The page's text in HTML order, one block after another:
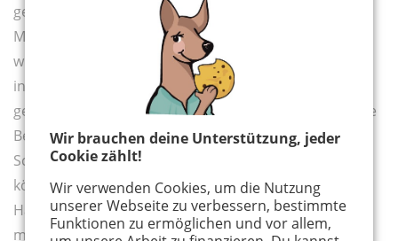
Wir brauchen deine Unterstützung, jeder
Cookie zählt!
Wir verwenden Cookies, um die Nutzung
unserer Webseite zu verbessern, bestimmte
Funktionen zu ermöglichen und vor allem,
gelernt, egal ob jung oder älter, gesund oder
Menschen mit Behinderung. In diesem Beruf ist es
wichtig, Vertrauen zu den Menschen aufzubauen,
indem wir auf die Kinder zugehen, aber auch
gegebenenfalls abwarten, sie beobachten, um auf ihre
Bedürfnisse einzugehen.“ Das Berufskolleg ist eine
Schule, für die Auszubildende BAföG beantragen
können. Fächer wie Sozialpädagogik und
Hauswirtschaft sind wichtig. Zudem gibt es eine
musische, sportliche oder künstlerische